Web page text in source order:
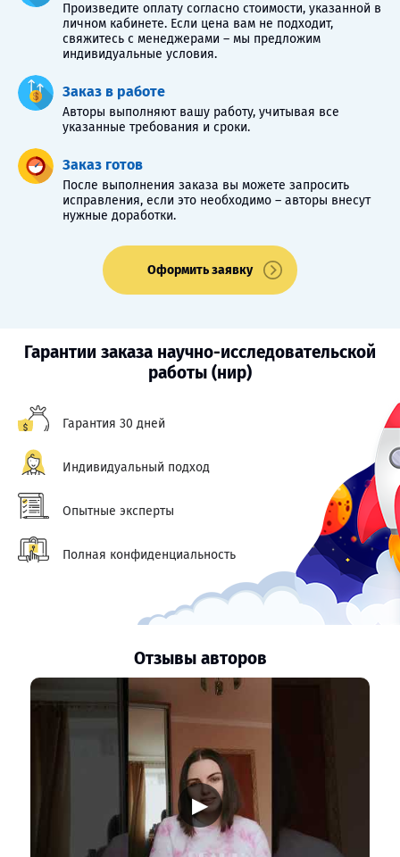
Произведите оплату согласно стоимости, указанной в
личном кабинете. Если цена вам не подходит,
свяжитесь с менеджерами – мы предложим
индивидуальные условия.
Заказ в работе
Авторы выполняют вашу работу, учитывая все
указанные требования и сроки.
Заказ готов
После выполнения заказа вы можете запросить
исправления, если это необходимо – авторы внесут
нужные доработки.
Оформить заявку
Гарантии заказа научно-исследовательской
работы (нир)
Гарантия 30 дней
Индивидуальный подход
Опытные эксперты
Полная конфиденциальность
Отзывы авторов
▶